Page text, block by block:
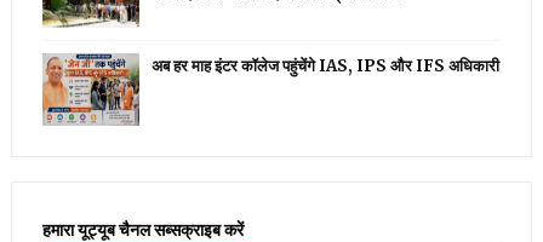
अब हर माह इंटर कॉलेज पहुंचेंगे IAS, IPS और IFS अधिकारी
हमारा यूट्यूब चैनल सब्सक्राइब करें